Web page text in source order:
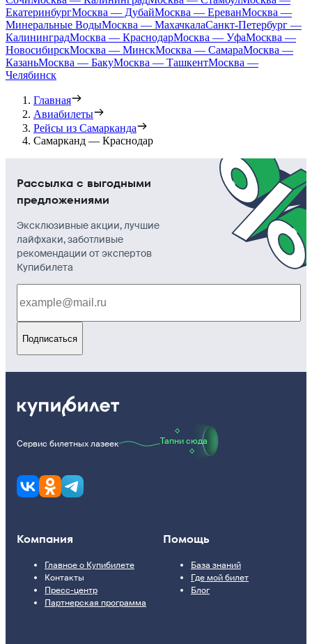
ЕкатеринбургМосква — ДубайМосква — ЕреванМосква —
Минеральные ВодыМосква — МахачкалаСанкт-Петербург —
КалининградМосква — КраснодарМосква — УфаМосква —
НовосибирскМосква — МинскМосква — СамараМосква —
КазаньМосква — БакуМосква — ТашкентМосква —
Челябинск
Главная
Авиабилеты
Рейсы из Самарканда
Самарканд — Краснодар
Рассылка с выгодными
предложениями
Эксклюзивные акции, лучшие
лайфхаки, заботливые
рекомендации от экспертов
Купибилета
Подписаться
Сервис билетных лазеек Тапни сюда
Компания
Главное о Купибилете
Контакты
Пресс-центр
Партнерская программа
Помощь
База знаний
Где мой билет
Блог